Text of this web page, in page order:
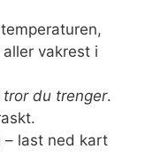
vakrest i
du trenger.
– last ned kart